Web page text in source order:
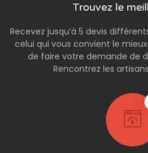
Trouvez le
Recevez jusqu’à 5 devis
celui qui vous convient le
de faire votre demande de
Rencontrez les